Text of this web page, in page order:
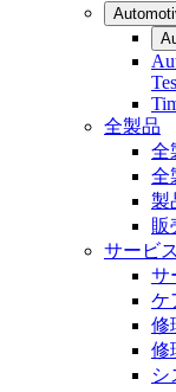
全製品
全
全
製
販
サービス
サ
ケ
修
修
シ